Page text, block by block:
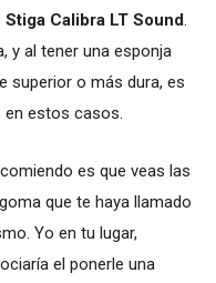
Stiga Calibra LT Sound.
y al tener una esponja
superior o más dura, es
en estos casos.
es que veas las
que te haya llamado
Yo en tu lugar,
el ponerle una